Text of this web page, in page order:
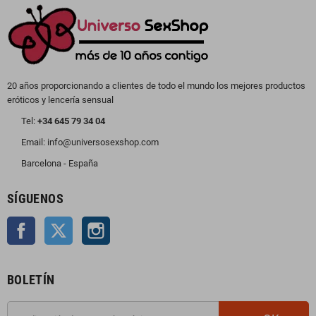
20 años proporcionando a clientes de todo el mundo los mejores productos
eróticos y lencería sensual
Tel: +34 645 79 34 04
Email: info@universosexshop.com
Barcelona - España
SÍGUENOS
Facebook Twitter
BOLETÍN